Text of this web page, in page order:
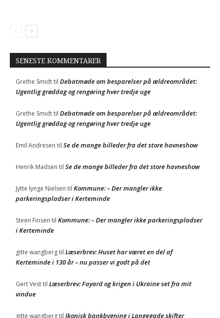
SENESTE KOMMENTARER
Grethe Smidttil Debatmøde om besparelser på ældreområdet:
Ugentlig grøddag og rengøring hver tredje uge
Grethe Smidttil Debatmøde om besparelser på ældreområdet:
Ugentlig grøddag og rengøring hver tredje uge
Emil Andresen til Se de mange billeder fra det store havneshow
Henrik Madsen til Se de mange billeder fra det store havneshow
Jytte lynge Nielsen til Kommune: – Der mangler ikke
parkeringspladser i Kerteminde
Steen Finsen til Kommune: – Der mangler ikke parkeringspladser
i Kerteminde
gitte wangbergtil Læserbrev: Huset har været en del af
Kerteminde i 130 år – nu passer vi godt på det
Gert Vesttil Læserbrev: Fayard og krigen i Ukraine set fra mit
vindue
gitte wangbergtil Ikonisk bankbygning i Langegade skifter